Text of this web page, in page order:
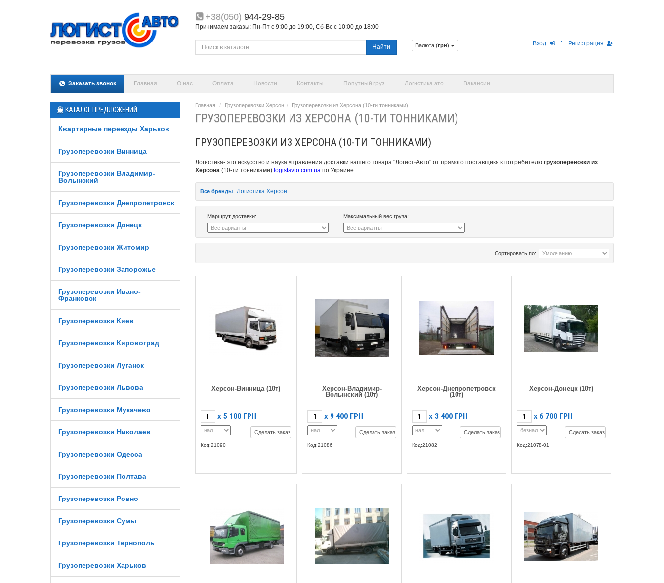
+38(050) 944-29-85
Принимаем заказы: Пн-Пт с 9:00 до 19:00, Сб-Вс с 10:00 до 18:00
Найти Вход Регистрация
Валюта (грн)
Заказать звонок Главная О нас Оплата Новости Контакты Попутный груз Логистика это Вакансии
КАТАЛОГ ПРЕДЛОЖЕНИЙ
Квартирные переезды Харьков
Грузоперевозки Винница
Грузоперевозки Владимир-
Волынский
Грузоперевозки Днепропетровск
Грузоперевозки Донецк
Грузоперевозки Житомир
Грузоперевозки Запорожье
Грузоперевозки Ивано-
Франковск
Грузоперевозки Киев
Грузоперевозки Кировоград
Грузоперевозки Луганск
Грузоперевозки Львова
Грузоперевозки Мукачево
Грузоперевозки Николаев
Грузоперевозки Одесса
Грузоперевозки Полтава
Грузоперевозки Ровно
Грузоперевозки Сумы
Грузоперевозки Тернополь
Грузоперевозки Харьков
Главная Грузоперевозки Херсон Грузоперевозки из Херсона (10-ти тонниками)
ГРУЗОПЕРЕВОЗКИ ИЗ ХЕРСОНА (10-ТИ ТОННИКАМИ)
ГРУЗОПЕРЕВОЗКИ ИЗ ХЕРСОНА (10-ТИ ТОННИКАМИ)
Логистика- это искусство и наука управления доставки вашего товара "Логист-Авто" от прямого поставщика к потребителюгрузоперевозки из
Херсона (10-ти тонниками) logistavto.com.uaпо Украине.
Все бренды Логистика Херсон
Маршрут доставки: Максимальный вес груза:
Сортировать по:
Херсон-Винница (10т)
X 5 100 ГРН
Сделать заказ
Код:21090
Херсон-Владимир-
Волынский (10т)
X 9 400 ГРН
Сделать заказ
Код:21086
Херсон-Днепропетровск
(10т)
X 3 400 ГРН
Сделать заказ
Код:21082
Херсон-Донецк (10т)
X 6 700 ГРН
Сделать заказ
Код:21078-01